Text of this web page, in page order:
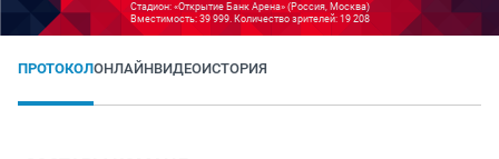
Стадион: «Открытие Банк Арена» (Россия, Москва)
Вместимость: 39 999. Количество зрителей: 19 208
ПРОТОКОЛОНЛАЙНВИДЕОИСТОРИЯ